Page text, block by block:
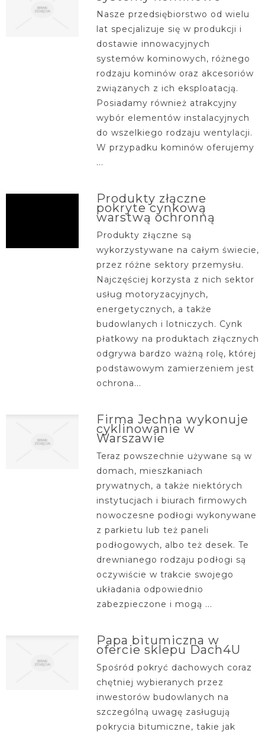
Nasze przedsiębiorstwo od wielu
lat specjalizuje się w produkcji i
dostawie innowacyjnych
systemów kominowych, różnego
rodzaju kominów oraz akcesoriów
związanych z ich eksploatacją.
Posiadamy również atrakcyjny
wybór elementów instalacyjnych
do wszelkiego rodzaju wentylacji.
W przypadku kominów oferujemy
...
Produkty złączne
pokryte cynkową
warstwą ochronną
Produkty złączne są
wykorzystywane na całym świecie,
przez różne sektory przemysłu.
Najczęściej korzysta z nich sektor
usług motoryzacyjnych,
energetycznych, a także
budowlanych i lotniczych. Cynk
płatkowy na produktach złącznych
odgrywa bardzo ważną rolę, której
podstawowym zamierzeniem jest
ochrona...
Firma Jechna wykonuje
cyklinowanie w
Warszawie
Teraz powszechnie używane są w
domach, mieszkaniach
prywatnych, a także niektórych
instytucjach i biurach firmowych
nowoczesne podłogi wykonywane
z parkietu lub też paneli
podłogowych, albo też desek. Te
drewnianego rodzaju podłogi są
oczywiście w trakcie swojego
układania odpowiednio
zabezpieczone i mogą ...
Papa bitumiczna w
ofercie sklepu Dach4U
Spośród pokryć dachowych coraz
chętniej wybieranych przez
inwestorów budowlanych na
szczególną uwagę zasługują
pokrycia bitumiczne, takie jak